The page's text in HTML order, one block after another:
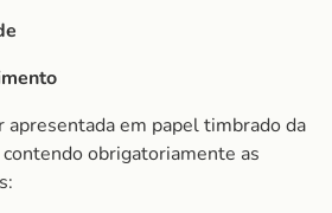
em papel timbrado da
obrigatoriamente as